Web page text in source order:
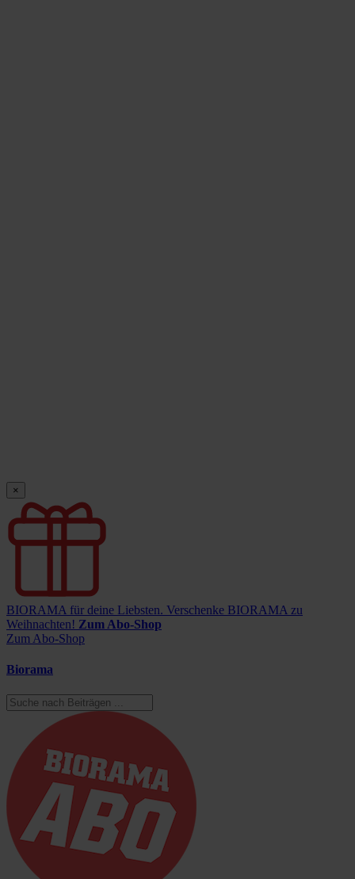
×
BIORAMA für deine Liebsten. Verschenke BIORAMA zu
Weihnachten! Zum Abo-Shop
Zum Abo-Shop
Biorama